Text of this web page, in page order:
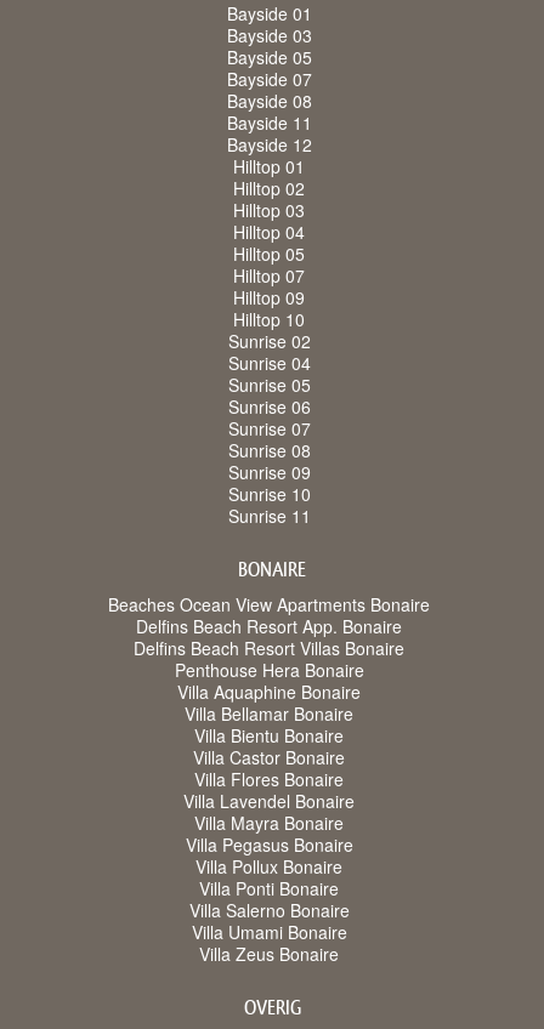
Bayside 01
Bayside 03
Bayside 05
Bayside 07
Bayside 08
Bayside 11
Bayside 12
Hilltop 01
Hilltop 02
Hilltop 03
Hilltop 04
Hilltop 05
Hilltop 07
Hilltop 09
Hilltop 10
Sunrise 02
Sunrise 04
Sunrise 05
Sunrise 06
Sunrise 07
Sunrise 08
Sunrise 09
Sunrise 10
Sunrise 11
BONAIRE
Beaches Ocean View Apartments Bonaire
Delfins Beach Resort App. Bonaire
Delfins Beach Resort Villas Bonaire
Penthouse Hera Bonaire
Villa Aquaphine Bonaire
Villa Bellamar Bonaire
Villa Bientu Bonaire
Villa Castor Bonaire
Villa Flores Bonaire
Villa Lavendel Bonaire
Villa Mayra Bonaire
Villa Pegasus Bonaire
Villa Pollux Bonaire
Villa Ponti Bonaire
Villa Salerno Bonaire
Villa Umami Bonaire
Villa Zeus Bonaire
OVERIG